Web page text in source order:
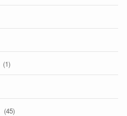
(1)
(45)